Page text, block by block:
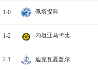
1-0 佩塔提科
1-2 内坦亚马卡比
2-1 迪克瓦夏普尔